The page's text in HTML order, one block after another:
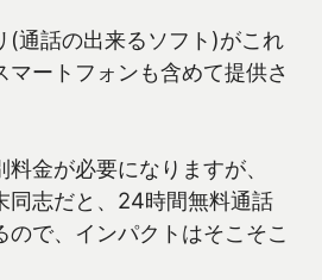
(通話の出来るソフト)がこれ
マートフォンも含めて提供さ
金が必要になりますが、
同志だと、24時間無料通話
ので、インパクトはそこそこ